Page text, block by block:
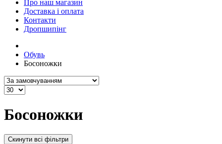
Про наш магазин
Доставка і оплата
Контакти
Дропшипінг
Обувь
Босоножки
Босоножки
Скинути всі фільтри